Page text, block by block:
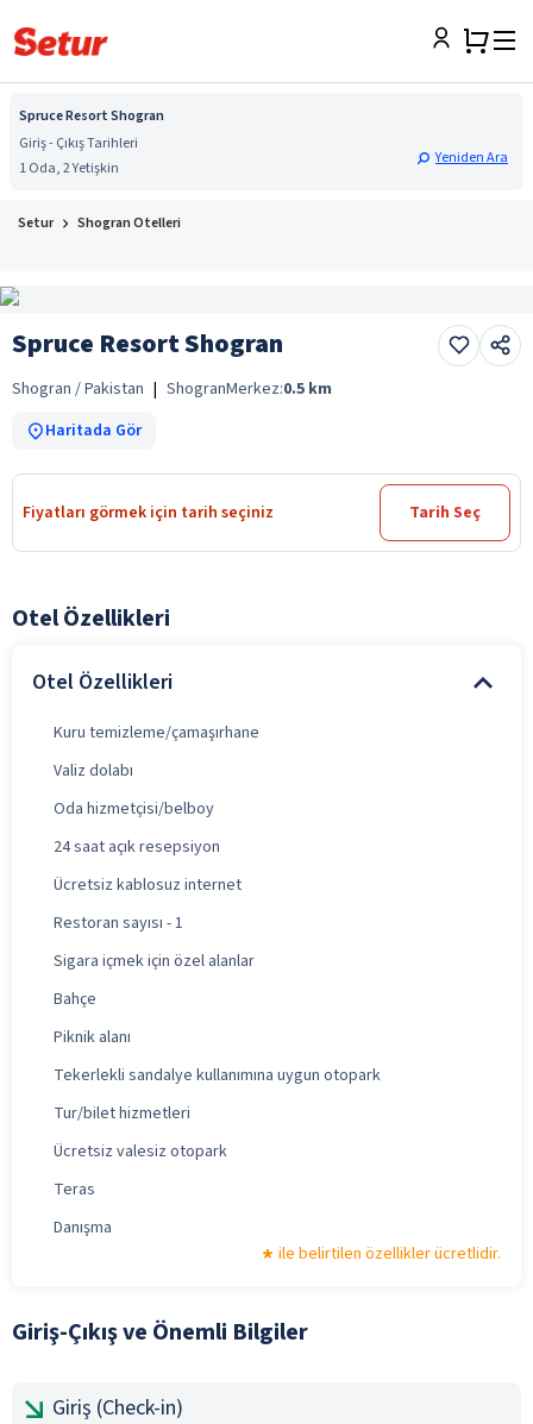
Spruce Resort Shogran
Giriş - Çıkış Tarihleri
1 Oda, 2 Yetişkin
Yeniden Ara
Setur Shogran Otelleri
Spruce Resort Shogran
Shogran / Pakistan | ShogranMerkez:0.5 km
Haritada Gör
Fiyatları görmek için tarih seçiniz Tarih Seç
Otel Özellikleri
Otel Özellikleri
Kuru temizleme/çamaşırhane
Valiz dolabı
Oda hizmetçisi/belboy
24 saat açık resepsiyon
Ücretsiz kablosuz internet
Restoran sayısı - 1
Sigara içmek için özel alanlar
Bahçe
Piknik alanı
Tekerlekli sandalye kullanımına uygun otopark
Tur/bilet hizmetleri
Ücretsiz valesiz otopark
Teras
Danışma
ile belirtilen özellikler ücretlidir.
Giriş-Çıkış ve Önemli Bilgiler
Giriş (Check-in)